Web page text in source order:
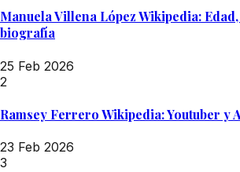
Manuela Villena López Wikipedia:
biografía
25 Feb 2026
2
Ramsey Ferrero Wikipedia: Youtuber y
23 Feb 2026
3